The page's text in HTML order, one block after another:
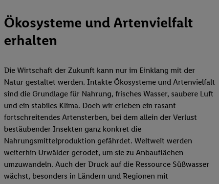
Ökosysteme und Artenvielfalt
erhalten
Die Wirtschaft der Zukunft kann nur im Einklang mit der
Natur gestaltet werden. Intakte Ökosysteme und Artenvielfalt
sind die Grundlage für Nahrung, frisches Wasser, saubere Luft
und ein stabiles Klima. Doch wir erleben ein rasant
fortschreitendes Artensterben, bei dem allein der Verlust
bestäubender Insekten ganz konkret die
Nahrungsmittelproduktion gefährdet. Weltweit werden
weiterhin Urwälder gerodet, um sie zu Anbauflächen
umzuwandeln. Auch der Druck auf die Ressource Süßwasser
wächst, besonders in Ländern und Regionen mit